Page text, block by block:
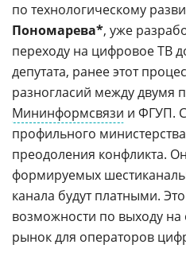
по технологическому
Пономарева*, уже
переходу на цифровое ТВ
депутата, ранее этот
разногласий между двумя
Мининформсвязи и ФГУП.
профильного
преодоления конфликта.
формируемых
канала будут платными.
возможности по выходу
рынок для операторов